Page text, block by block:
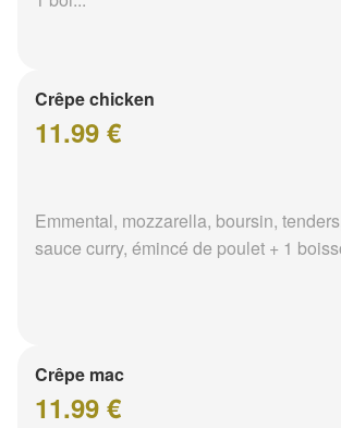
Crêpe chicken
11.99 €
Emmental, mozzarella, boursin,
sauce curry, émincé de poulet + 1
Crêpe mac
11.99 €